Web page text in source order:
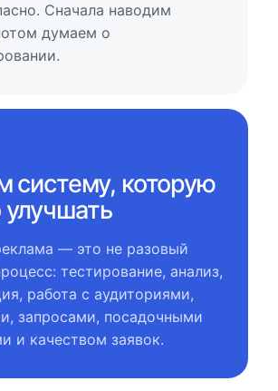
Сначала наводим
думаем о
систему, которую
— это не разовый
тестирование, анализ,
работа с аудиториями,
запросами, посадочными
и качеством заявок.